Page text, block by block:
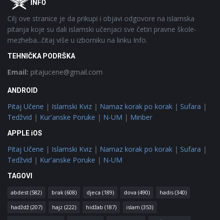
INFO
Cilj ove stranice je da prikupi i objavi odgovore na islamska
pitanja koje su dali islamski učenjaci sve četiri pravne škole-
mezheba...čitaj više u izborniku na linku Info.
TEHNIČKA PODRŠKA
Email: pitajucene@gmail.com
ANDROID
Pitaj Učene | Islamski Kviz | Namaz korak po korak | Sufara |
Tedžvid | Kur'anske Poruke | N-UM | Minber
APPLE iOS
Pitaj Učene | Islamski Kviz | Namaz korak po korak | Sufara |
Tedžvid | Kur'anske Poruke | N-UM
TAGOVI
abdest (582) brak (608) djeca (189) dova (490) hadis (340)
hadždž (207) hajz (222) hidžab (187) islam (353)